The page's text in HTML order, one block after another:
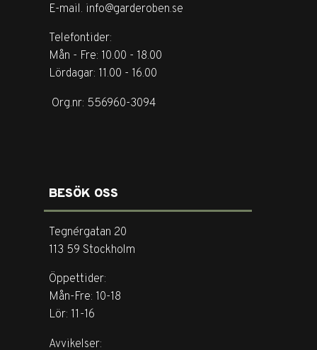
E-mail. info@garderoben.se
Telefontider:
Mån - Fre: 10.00 - 18.00
Lördagar: 11.00 - 16.00
Org.nr: 556960-3094
BESÖK OSS
Tegnérgatan 20
113 59 Stockholm
Öppettider:
Mån-Fre: 10-18
Lör: 11-16
Avvikelser: